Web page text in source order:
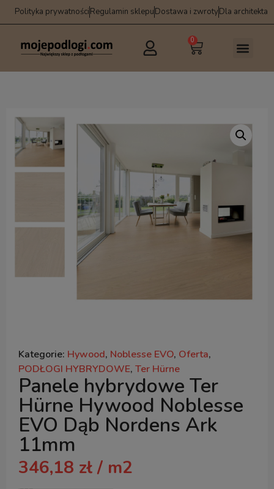
Polityka prywatnościRegulamin sklepuDostawa i zwrotyDla architekta
0
Kategorie: Hywood, Noblesse EVO, Oferta,
PODŁOGI HYBRYDOWE, Ter Hürne
Panele hybrydowe Ter
Hürne Hywood Noblesse
EVO Dąb Nordens Ark
11mm
346,18 zł / m2